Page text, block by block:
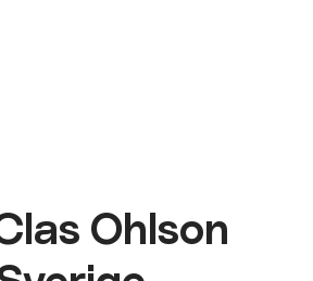
Ohlson